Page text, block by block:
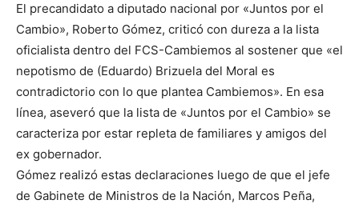
El precandidato a diputado nacional por «Juntos por el
Cambio», Roberto Gómez, criticó con dureza a la lista
oficialista dentro del FCS-Cambiemos al sostener que «el
nepotismo de (Eduardo) Brizuela del Moral es
contradictorio con lo que plantea Cambiemos». En esa
línea, aseveró que la lista de «Juntos por el Cambio» se
caracteriza por estar repleta de familiares y amigos del
ex gobernador.
Gómez realizó estas declaraciones luego de que el jefe
de Gabinete de Ministros de la Nación, Marcos Peña,